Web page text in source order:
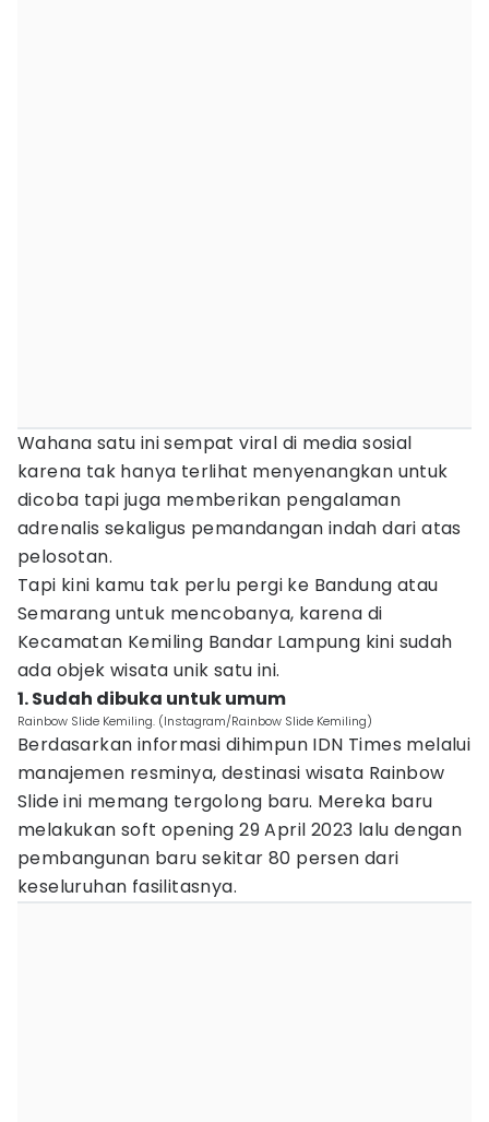
Wahana satu ini sempat viral di media sosial
karena tak hanya terlihat menyenangkan untuk
dicoba tapi juga memberikan pengalaman
adrenalis sekaligus pemandangan indah dari atas
pelosotan.
Tapi kini kamu tak perlu pergi ke Bandung atau
Semarang untuk mencobanya, karena di
Kecamatan Kemiling Bandar Lampung kini sudah
ada objek wisata unik satu ini.
1. Sudah dibuka untuk umum
Rainbow Slide Kemiling. (Instagram/Rainbow Slide Kemiling)
Berdasarkan informasi dihimpun IDN Times melalui
manajemen resminya, destinasi wisata Rainbow
Slide ini memang tergolong baru. Mereka baru
melakukan soft opening 29 April 2023 lalu dengan
pembangunan baru sekitar 80 persen dari
keseluruhan fasilitasnya.